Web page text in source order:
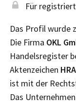
Für
Das Profil wurde
Die Firma OKL
Handelsregister
Aktenzeichen HRA
ist mit der
Das